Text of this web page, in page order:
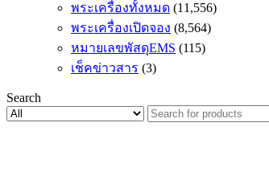
พระเครื่องทั้งหมด (11,556)
พระเครื่องเปิดจอง (8,564)
หมายเลขพัสดุEMS (115)
เช็คข่าวสาร (3)
Search